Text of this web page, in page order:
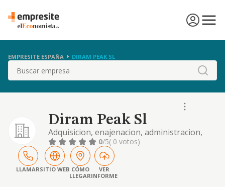
EMPRESITE ESPAÑA DIRAM PEAK SL
Buscar
Diram Peak Sl
Adquisicion, enajenacion, administracion,
construccion, explotacion por cualquier
titulo de todo tipo de bienes
inmuebles.compra, venta, fabricacion,
importacion, exportacion, de articulos
relacionados con la decoracion,
0/5( 0 votos)
LLAMARSITIO WEB CÓMO
LLEGAR
VER
INFORME